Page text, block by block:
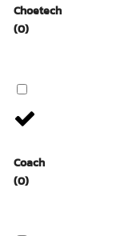
Choetech
(0)
Coach
(0)